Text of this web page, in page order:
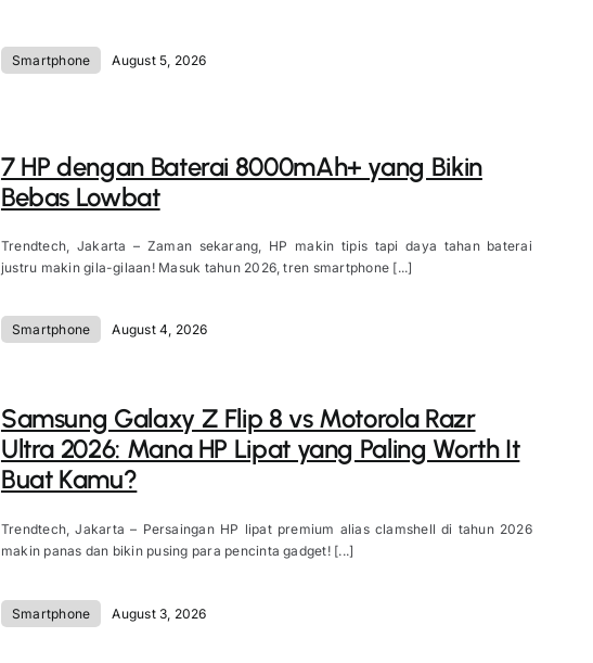
Smartphone August 5, 2026
7 HP dengan Baterai 8000mAh+ yang Bikin
Bebas Lowbat
Trendtech, Jakarta – Zaman sekarang, HP makin tipis tapi daya tahan baterai
justru makin gila-gilaan! Masuk tahun 2026, tren smartphone [...]
Smartphone August 4, 2026
Samsung Galaxy Z Flip 8 vs Motorola Razr
Ultra 2026: Mana HP Lipat yang Paling Worth It
Buat Kamu?
Trendtech, Jakarta – Persaingan HP lipat premium alias clamshell di tahun 2026
makin panas dan bikin pusing para pencinta gadget! [...]
Smartphone August 3, 2026